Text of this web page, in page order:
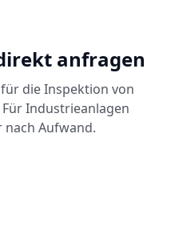
anfragen
die Inspektion von
Industrieanlagen
Aufwand.